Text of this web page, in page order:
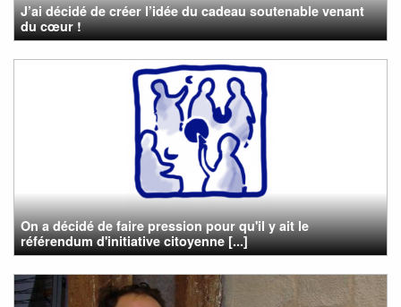
J’ai décidé de créer l’idée du cadeau soutenable venant
du cœur !
On a décidé de faire pression pour qu'il y ait le
référendum d'initiative citoyenne [...]